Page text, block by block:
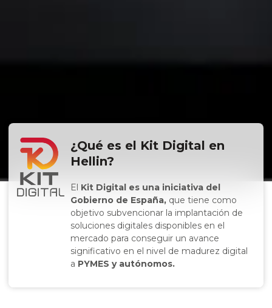
¿Qué es el Kit Digital en
Hellin?
El Kit Digital es una iniciativa del
Gobierno de España, que tiene como
objetivo subvencionar la implantación de
soluciones digitales disponibles en el
mercado para conseguir un avance
significativo en el nivel de madurez digital
a PYMES y autónomos.